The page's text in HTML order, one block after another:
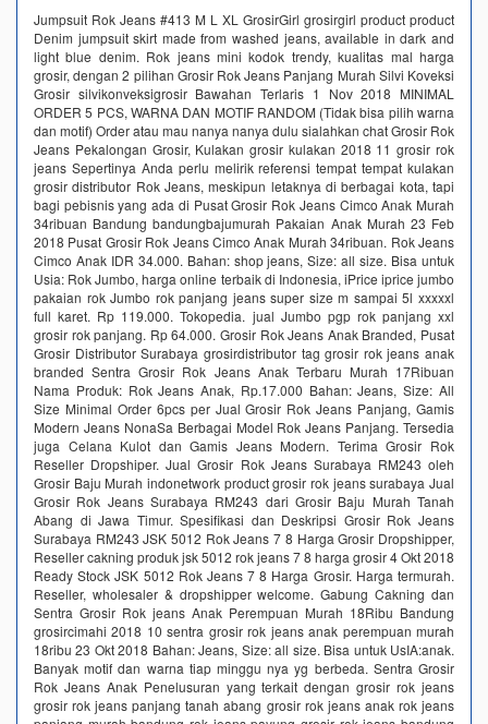
Jumpsuit Rok Jeans #413 M L XL GrosirGirl grosirgirl product product
Denim jumpsuit skirt made from washed jeans, available in dark and
light blue denim. Rok jeans mini kodok trendy, kualitas mal harga
grosir, dengan 2 pilihan Grosir Rok Jeans Panjang Murah Silvi Koveksi
Grosir silvikonveksigrosir Bawahan Terlaris 1 Nov 2018 MINIMAL
ORDER 5 PCS, WARNA DAN MOTIF RANDOM (Tidak bisa pilih warna
dan motif) Order atau mau nanya nanya dulu sialahkan chat Grosir Rok
Jeans Pekalongan Grosir, Kulakan grosir kulakan 2018 11 grosir rok
jeans Sepertinya Anda perlu melirik referensi tempat tempat kulakan
grosir distributor Rok Jeans, meskipun letaknya di berbagai kota, tapi
bagi pebisnis yang ada di Pusat Grosir Rok Jeans Cimco Anak Murah
34ribuan Bandung bandungbajumurah Pakaian Anak Murah 23 Feb
2018 Pusat Grosir Rok Jeans Cimco Anak Murah 34ribuan. Rok Jeans
Cimco Anak IDR 34.000. Bahan: shop jeans, Size: all size. Bisa untuk
Usia: Rok Jumbo, harga online terbaik di Indonesia, iPrice iprice jumbo
pakaian rok Jumbo rok panjang jeans super size m sampai 5l xxxxxl
full karet. Rp 119.000. Tokopedia. jual Jumbo pgp rok panjang xxl
grosir rok panjang. Rp 64.000. Grosir Rok Jeans Anak Branded, Pusat
Grosir Distributor Surabaya grosirdistributor tag grosir rok jeans anak
branded Sentra Grosir Rok Jeans Anak Terbaru Murah 17Ribuan
Nama Produk: Rok Jeans Anak, Rp.17.000 Bahan: Jeans, Size: All
Size Minimal Order 6pcs per Jual Grosir Rok Jeans Panjang, Gamis
Modern Jeans NonaSa Berbagai Model Rok Jeans Panjang. Tersedia
juga Celana Kulot dan Gamis Jeans Modern. Terima Grosir Rok
Reseller Dropshiper. Jual Grosir Rok Jeans Surabaya RM243 oleh
Grosir Baju Murah indonetwork product grosir rok jeans surabaya Jual
Grosir Rok Jeans Surabaya RM243 dari Grosir Baju Murah Tanah
Abang di Jawa Timur. Spesifikasi dan Deskripsi Grosir Rok Jeans
Surabaya RM243 JSK 5012 Rok Jeans 7 8 Harga Grosir Dropshipper,
Reseller cakning produk jsk 5012 rok jeans 7 8 harga grosir 4 Okt 2018
Ready Stock JSK 5012 Rok Jeans 7 8 Harga Grosir. Harga termurah.
Reseller, wholesaler & dropshipper welcome. Gabung Cakning dan
Sentra Grosir Rok jeans Anak Perempuan Murah 18Ribu Bandung
grosircimahi 2018 10 sentra grosir rok jeans anak perempuan murah
18ribu 23 Okt 2018 Bahan: Jeans, Size: all size. Bisa untuk UsIA:anak.
Banyak motif dan warna tiap minggu nya yg berbeda. Sentra Grosir
Rok Jeans Anak Penelusuran yang terkait dengan grosir rok jeans
grosir rok jeans panjang tanah abang grosir rok jeans anak rok jeans